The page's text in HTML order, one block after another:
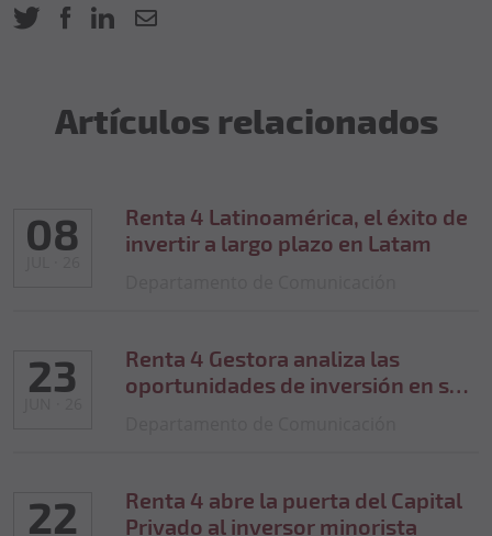
Artículos relacionados
08
Renta 4 Latinoamérica, el éxito de
invertir a largo plazo en Latam
23
Renta 4 Gestora analiza las
oportunidades de inversión en su
22
Renta 4 abre la puerta del Capital
Privado al inversor minorista